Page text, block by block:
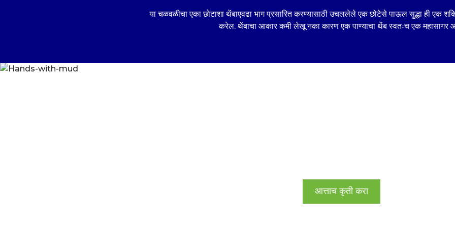
This platform is open for Students of
all countries outside of India and is not
open for Students from India.
या चळवळीचा एका छोटाशा थेंबाएवढा भाग प्रसारित करण्यासाठी उचललेले एक छोटेसे पाऊल सुद्धा ही एक
करेल. थेंबाचा आकार कमी लेखू नका कारण एक पाण्याचा थेंब स्वतःच एक महासागर
आत्ताच कृती करा